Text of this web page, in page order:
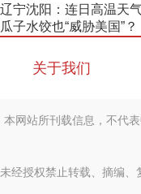
辽宁沈阳：连日高温天
瓜子水饺也“威胁美国”
关于我们
本网站所刊载信息，不代
未经授权禁止转载、摘编、